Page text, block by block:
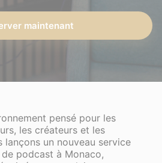
maintenant
pensé pour les
les créateurs et les
lançons un nouveau service
podcast à Monaco,